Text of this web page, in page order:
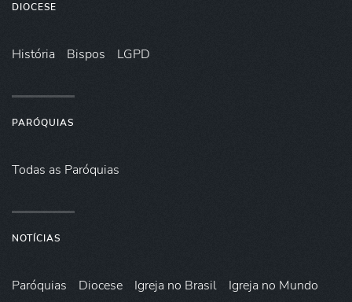
DIOCESE
História Bispos LGPD
PARÓQUIAS
Todas as Paróquias
NOTÍCIAS
Paróquias Diocese Igreja no Brasil
Igreja no Mundo